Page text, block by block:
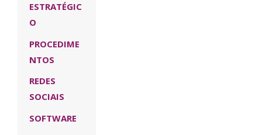
ESTRATÉGIC
O
PROCEDIME
NTOS
REDES
SOCIAIS
SOFTWARE